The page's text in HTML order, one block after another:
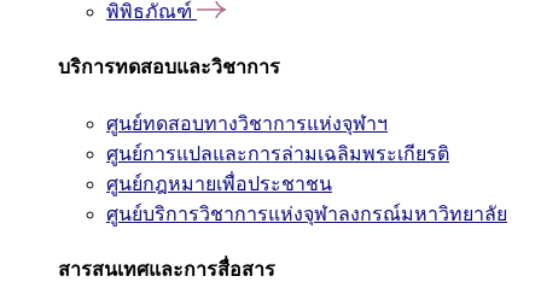
พิพิธภัณฑ์
บริการทดสอบและวิชาการ
ศูนย์ทดสอบทางวิชาการแห่งจุฬาฯ
ศูนย์การแปลและการล่ามเฉลิมพระเกียรติ
ศูนย์กฎหมายเพื่อประชาชน
ศูนย์บริการวิชาการแห่งจุฬาลงกรณ์มหาวิทยาลัย
สารสนเทศและการสื่อสาร